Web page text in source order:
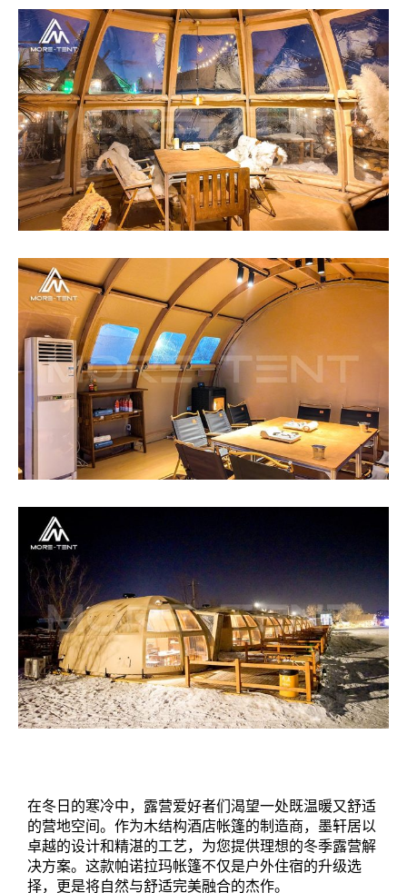
在冬日的寒冷中，露营爱好者们渴望一处既温暖又舒适
的营地空间。作为木结构酒店帐篷的制造商，墨轩居以
卓越的设计和精湛的工艺，为您提供理想的冬季露营解
决方案。这款帕诺拉玛帐篷不仅是户外住宿的升级选
择，更是将自然与舒适完美融合的杰作。